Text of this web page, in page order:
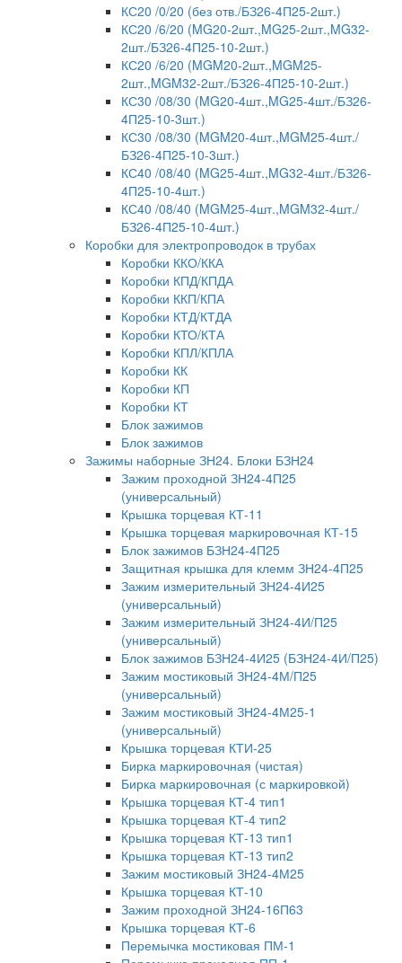
КС20 /0/20 (без отв./БЗ26-4П25-2шт.)
КС20 /6/20 (MG20-2шт.,MG25-2шт.,MG32-
2шт./БЗ26-4П25-10-2шт.)
КС20 /6/20 (MGM20-2шт.,MGM25-
2шт.,MGM32-2шт./БЗ26-4П25-10-2шт.)
КС30 /08/30 (MG20-4шт.,MG25-4шт./БЗ26-
4П25-10-3шт.)
КС30 /08/30 (MGM20-4шт.,MGM25-4шт./
БЗ26-4П25-10-3шт.)
КС40 /08/40 (MG25-4шт.,MG32-4шт./БЗ26-
4П25-10-4шт.)
КС40 /08/40 (MGM25-4шт.,MGM32-4шт./
БЗ26-4П25-10-4шт.)
Коробки для электропроводок в трубах
Коробки ККО/ККА
Коробки КПД/КПДА
Коробки ККП/КПА
Коробки КТД/КТДА
Коробки КТО/КТА
Коробки КПЛ/КПЛА
Коробки КК
Коробки КП
Коробки КТ
Блок зажимов
Блок зажимов
Зажимы наборные ЗН24. Блоки БЗН24
Зажим проходной ЗН24-4П25
(универсальный)
Крышка торцевая КТ-11
Крышка торцевая маркировочная КТ-15
Блок зажимов БЗН24-4П25
Защитная крышка для клемм ЗН24-4П25
Зажим измерительный ЗН24-4И25
(универсальный)
Зажим измерительный ЗН24-4И/П25
(универсальный)
Блок зажимов БЗН24-4И25 (БЗН24-4И/П25)
Зажим мостиковый ЗН24-4М/П25
(универсальный)
Зажим мостиковый ЗН24-4М25-1
(универсальный)
Крышка торцевая КТИ-25
Бирка маркировочная (чистая)
Бирка маркировочная (с маркировкой)
Крышка торцевая КТ-4 тип1
Крышка торцевая КТ-4 тип2
Крышка торцевая КТ-13 тип1
Крышка торцевая КТ-13 тип2
Зажим мостиковый ЗН24-4М25
Крышка торцевая КТ-10
Зажим проходной ЗН24-16П63
Крышка торцевая КТ-6
Перемычка мостиковая ПМ-1